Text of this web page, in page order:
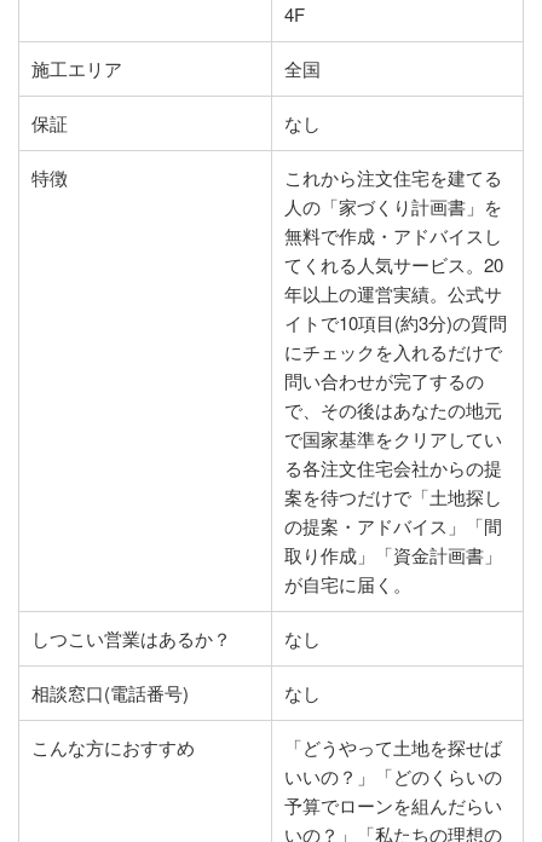
4F
施工エリア 全国
保証 なし
特徴
これから注文住宅を建てる
人の「家づくり計画書」を
無料で作成・アドバイスし
てくれる人気サービス。20
年以上の運営実績。公式サ
イトで10項目(約3分)の質問
にチェックを入れるだけで
問い合わせが完了するの
で、その後はあなたの地元
で国家基準をクリアしてい
る各注文住宅会社からの提
案を待つだけで「土地探し
の提案・アドバイス」「間
取り作成」「資金計画書」
が自宅に届く。
しつこい営業はあるか？ なし
相談窓口(電話番号) なし
こんな方におすすめ
「どうやって土地を探せば
いいの？」「どのくらいの
予算でローンを組んだらい
いの？」「私たちの理想の